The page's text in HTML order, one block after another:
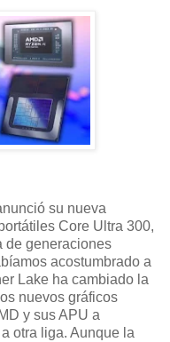
su nueva
Core Ultra 300,
de generaciones
acostumbrado a
Lake ha cambiado la
nuevos gráficos
y sus APU a
otra liga. Aunque la